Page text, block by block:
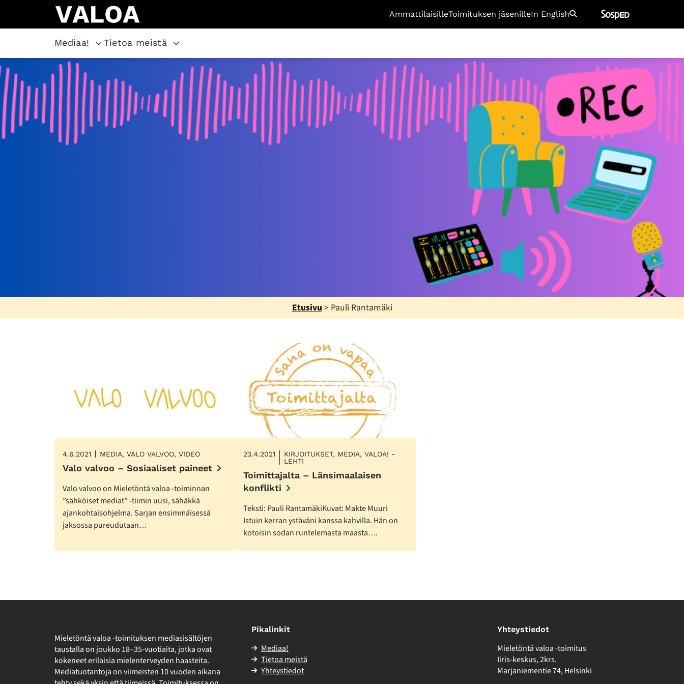
AmmattilaisilleToimituksen jäsenilleIn English Etsi
Mediaa! Tietoa meistä
Etusivu> Pauli Rantamäki
4.6.2021 MEDIA, VALO VALVOO, VIDEO
Valo valvoo – Sosiaaliset paineet
Valo valvoo on Mieletöntä valoa -toiminnan
”sähköiset mediat” -tiimin uusi, sähäkkä
ajankohtaisohjelma. Sarjan ensimmäisessä
jaksossa pureudutaan…
23.4.2021
KIRJOITUKSET, MEDIA, VALOA! -
LEHTI
Toimittajalta – Länsimaalaisen
konflikti
Teksti: Pauli RantamäkiKuvat: Makte Muuri
Istuin kerran ystäväni kanssa kahvilla. Hän on
kotoisin sodan runtelemasta maasta….
Mieletöntä valoa -toimituksen mediasisältöjen
taustalla on joukko 18–35-vuotiaita, jotka ovat
kokeneet erilaisia mielenterveyden haasteita.
Mediatuotantoja on viimeisten 10 vuoden aikana
Pikalinkit
Mediaa!
Tietoa meistä
Yhteystiedot
Yhteystiedot
Mieletöntä valoa -toimitus
Iiris-keskus, 2krs.
Marjaniementie 74, Helsinki